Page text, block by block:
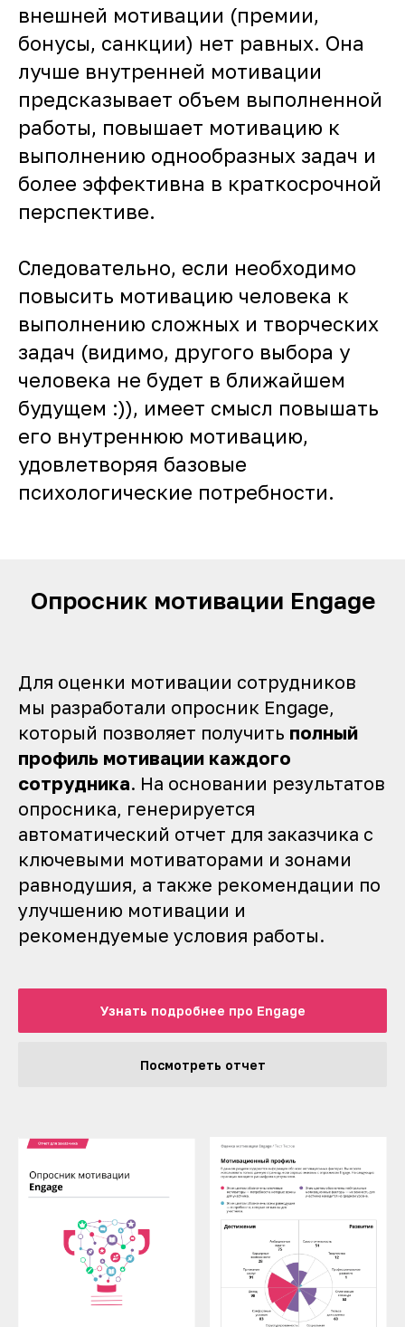
внешней мотивации (премии,
бонусы, санкции) нет равных. Она
лучше внутренней мотивации
предсказывает объем выполненной
работы, повышает мотивацию к
выполнению однообразных задач и
более эффективна в краткосрочной
перспективе.
Следовательно, если необходимо
повысить мотивацию человека к
выполнению сложных и творческих
задач (видимо, другого выбора у
человека не будет в ближайшем
будущем :)), имеет смысл повышать
его внутреннюю мотивацию,
удовлетворяя базовые
психологические потребности.
Опросник мотивации Engage
Для оценки мотивации сотрудников
мы разработали опросник Engage,
который позволяет получить полный
профиль мотивации каждого
сотрудника. На основании результатов
опросника, генерируется
автоматический отчет для заказчика с
ключевыми мотиваторами и зонами
равнодушия, а также рекомендации по
улучшению мотивации и
рекомендуемые условия работы.
Узнать подробнее про Engage
Посмотреть отчет